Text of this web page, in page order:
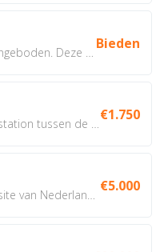
Bieden
€1.750
€5.000